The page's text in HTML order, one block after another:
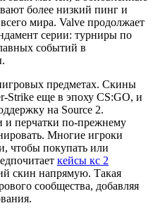
более низкий пинг и
мира. Valve продолжает
серии: турниры по
событий в
предметах. Скины
Strike еще в эпоху CS:GO, и
на Source 2.
и перчатки по-прежнему
Многие игроки
чтобы покупать или
кейсы кс 2
скин напрямую. Такая
сообщества, добавляя